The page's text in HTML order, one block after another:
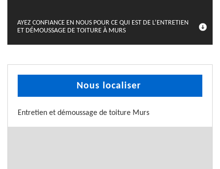
AYEZ CONFIANCE EN NOUS POUR CE QUI EST DE L’ENTRETIEN
ET DÉMOUSSAGE DE TOITURE À MURS
Nous localiser
Entretien et démoussage de toiture Murs